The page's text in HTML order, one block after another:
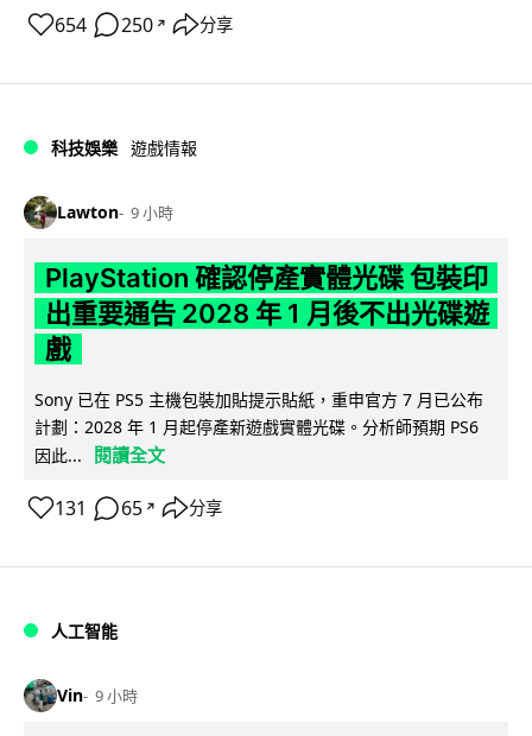
654 250 ↗ 分享
科技娛樂 遊戲情報
Lawton 9 小時
PlayStation 確認停產實體光碟 包裝印
出重要通告 2028 年 1 月後不出光碟遊
戲
Sony 已在 PS5 主機包裝加貼提示貼紙，重申官方 7 月已公布
計劃：2028 年 1 月起停產新遊戲實體光碟。分析師預期 PS6
因此...
閱讀全文
131 65 ↗ 分享
人工智能
Vin 9 小時